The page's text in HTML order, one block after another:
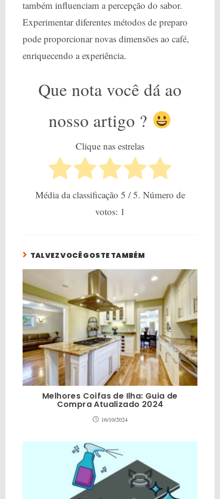
também influenciam a percepção do sabor.
Experimentar diferentes métodos de preparo
pode proporcionar novas dimensões ao café,
enriquecendo a experiência.
Que nota você dá ao
nosso artigo ?
Clique nas estrelas
Média da classificação 5 / 5. Número de
votos: 1
TALVEZ VOCÊ GOSTE TAMBÉM
Melhores Coifas de Ilha: Guia de
Compra Atualizado 2024
16/10/2024